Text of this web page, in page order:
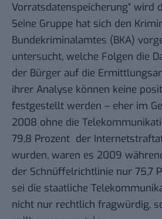
Vorratsdatenspeicherung“ wird
Seine Gruppe hat sich den
Bundekriminalamtes (BKA)
untersucht, welche Folgen die
der Bürger auf die
ihrer Analyse können keine
festgestellt werden – eher im
2008 ohne die
79,8 Prozent der
wurden, waren es 2009
der Schnüffelrichtlinie nur 75,7
sei die staatliche
nicht nur rechtlich fragwürdig,